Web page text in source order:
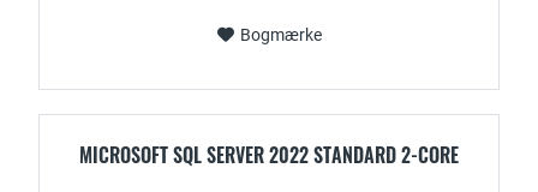
Bogmærke
MICROSOFT SQL SERVER 2022 STANDARD 2-CORE